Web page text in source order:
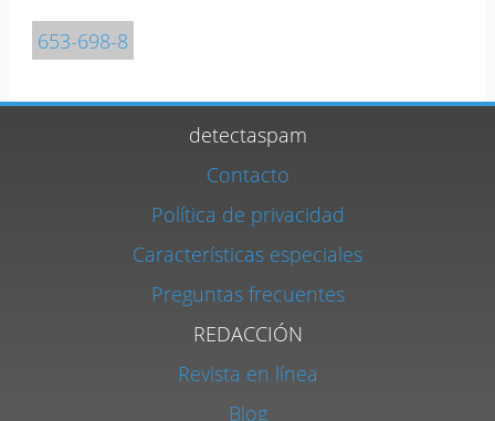
653-698-8
detectaspam
Contacto
Política de privacidad
Características especiales
Preguntas frecuentes
REDACCIÓN
Revista en línea
Blog